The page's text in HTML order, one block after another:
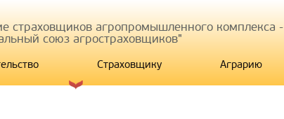
страховщиков агропромышленного комплекса -
союз агростраховщиков"
Страховщику Аграрию